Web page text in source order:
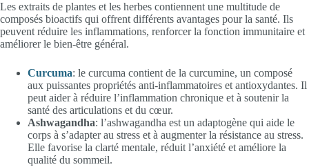
Les extraits de plantes et les herbes contiennent une multitude de
composés bioactifs qui offrent différents avantages pour la santé. Ils
peuvent réduire les inflammations, renforcer la fonction immunitaire et
améliorer le bien-être général.
Curcuma: le curcuma contient de la curcumine, un composé
aux puissantes propriétés anti-inflammatoires et antioxydantes. Il
peut aider à réduire l’inflammation chronique et à soutenir la
santé des articulations et du cœur.
Ashwagandha: l’ashwagandha est un adaptogène qui aide le
corps à s’adapter au stress et à augmenter la résistance au stress.
Elle favorise la clarté mentale, réduit l’anxiété et améliore la
qualité du sommeil.